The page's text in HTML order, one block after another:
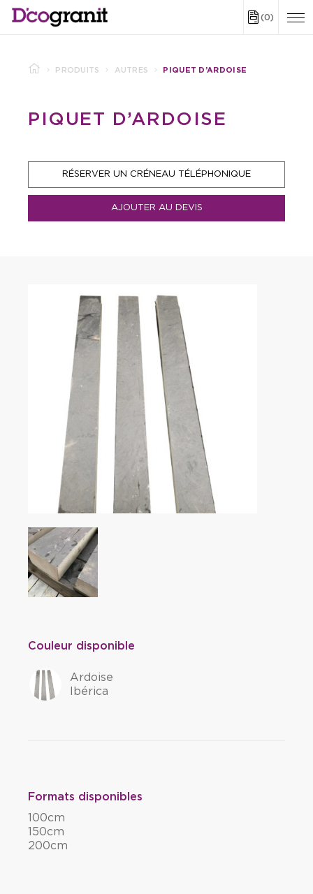
(0)
PRODUITS AUTRES PIQUET D’ARDOISE
PIQUET D’ARDOISE
RÉSERVER UN CRÉNEAU TÉLÉPHONIQUE
AJOUTER AU DEVIS
Couleur disponible
Ardoise
Ibérica
Formats disponibles
100cm
150cm
200cm